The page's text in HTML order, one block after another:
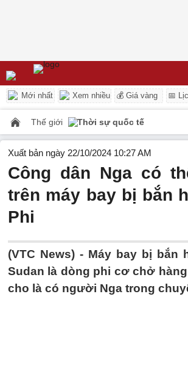
Mới nhất Xem nhiều 💰 Giá vàng 📅
Thế giới Thời sự quốc tế
Xuất bản ngày 22/10/2024 10:27 AM
Công dân Nga có
trên máy bay bị bắn
Phi
(VTC News) - Máy bay bị bắn
Sudan là dòng phi cơ chở
cho là có người Nga trong